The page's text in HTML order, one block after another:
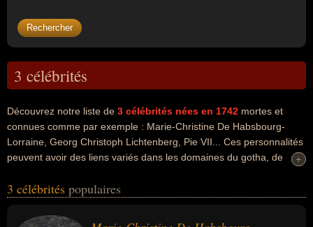
3 célébrités
Découvrez notre liste de 3 célébrités nées en 1742 mortes et
connues comme par exemple : Marie-Christine De Habsbourg-
Lorraine, Georg Christoph Lichtenberg, Pie VII... Ces personnalités
peuvent avoir des liens variés dans les domaines du gotha, de
ou de la religion. Ces célébrités peuvent également avoir été
physicien, scientifique, pape ou religieux. En ce qui concerne leurs
+
+
3 célébrités populaires